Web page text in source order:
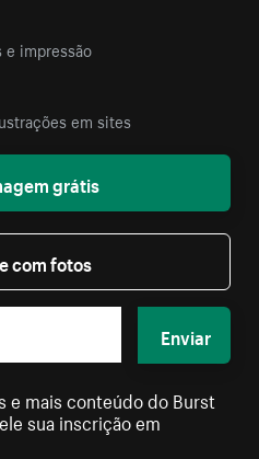
e impressão
em sites
grátis
com fotos
Enviar
e mais conteúdo do Burst
sua inscrição em